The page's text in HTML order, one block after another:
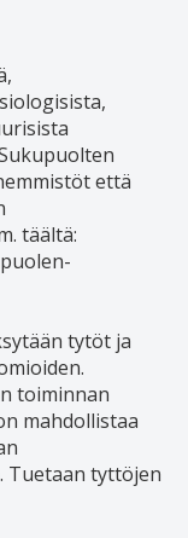
että
täältä:
tytöt ja
toiminnan
mahdollistaa
Tuetaan tyttöjen